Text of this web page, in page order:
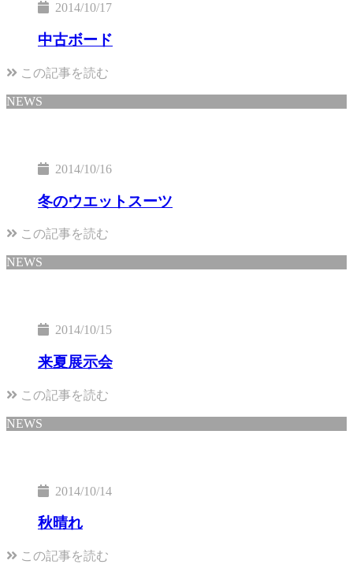
2014/10/17
中古ボード
この記事を読む
NEWS
2014/10/16
冬のウエットスーツ
この記事を読む
NEWS
2014/10/15
来夏展示会
この記事を読む
NEWS
2014/10/14
秋晴れ
この記事を読む